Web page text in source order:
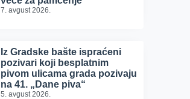
7. avgust 2026.
Iz Gradske bašte ispraćeni
pozivari koji besplatnim
pivom ulicama grada pozivaju
na 41. „Dane piva“
5. avgust 2026.